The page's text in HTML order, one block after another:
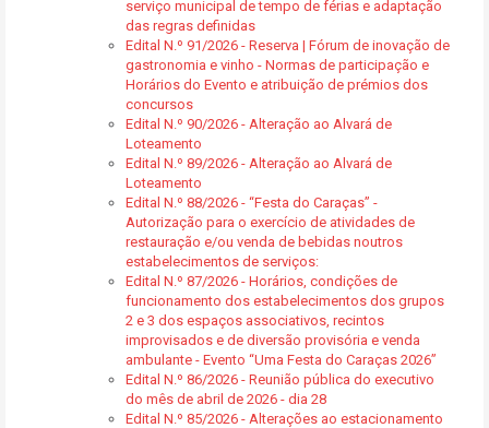
serviço municipal de tempo de férias e adaptação
das regras definidas
Edital N.º 91/2026 - Reserva | Fórum de inovação de
gastronomia e vinho - Normas de participação e
Horários do Evento e atribuição de prémios dos
concursos
Edital N.º 90/2026 - Alteração ao Alvará de
Loteamento
Edital N.º 89/2026 - Alteração ao Alvará de
Loteamento
Edital N.º 88/2026 - “Festa do Caraças” -
Autorização para o exercício de atividades de
restauração e/ou venda de bebidas noutros
estabelecimentos de serviços:
Edital N.º 87/2026 - Horários, condições de
funcionamento dos estabelecimentos dos grupos
2 e 3 dos espaços associativos, recintos
improvisados e de diversão provisória e venda
ambulante - Evento “Uma Festa do Caraças 2026”
Edital N.º 86/2026 - Reunião pública do executivo
do mês de abril de 2026 - dia 28
Edital N.º 85/2026 - Alterações ao estacionamento